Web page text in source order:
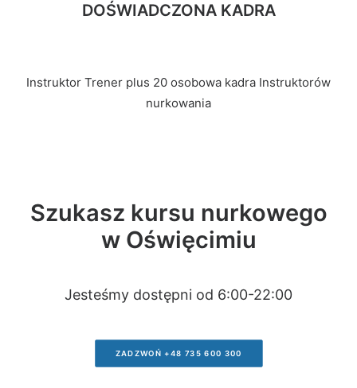
DOŚWIADCZONA KADRA
Instruktor Trener plus 20 osobowa kadra Instruktorów
nurkowania
Szukasz kursu nurkowego
w Oświęcimiu
Jesteśmy dostępni od 6:00-22:00
ZADZWOŃ +48 735 600 300